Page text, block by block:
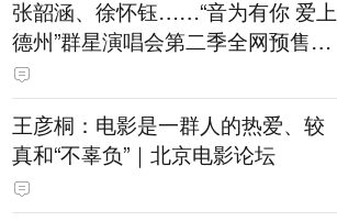
张韶涵、徐怀钰……“音为有你 爱上
德州”群星演唱会第二季全网预售开
票
王彦桐：电影是一群人的热爱、较
真和“不辜负”｜北京电影论坛